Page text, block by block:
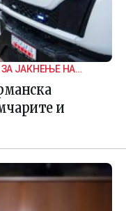
ЈАКНЕЊЕ НА
и